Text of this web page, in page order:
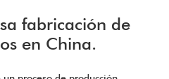
fabricación de
en China.